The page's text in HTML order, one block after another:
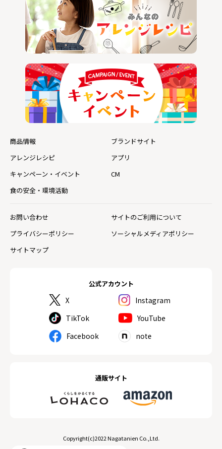
公式アカウント
X
Instagram
TikTok
YouTube
Facebook
note
通販サイト
商品情報
ブランドサイト
アレンジレシピ
アプリ
キャンペーン・イベント
CM
食の安全・環境活動
お問い合わせ
サイトのご利用について
プライバシーポリシー
ソーシャルメディアポリシー
サイトマップ
Copyright(c)2022 Nagatanien Co.,Ltd.